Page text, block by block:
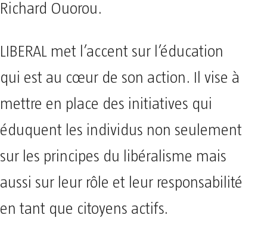
Richard Ouorou.
LIBERAL met l’accent sur l’éducation
qui est au cœur de son action. Il vise à
mettre en place des initiatives qui
éduquent les individus non seulement
sur les principes du libéralisme mais
aussi sur leur rôle et leur responsabilité
en tant que citoyens actifs.